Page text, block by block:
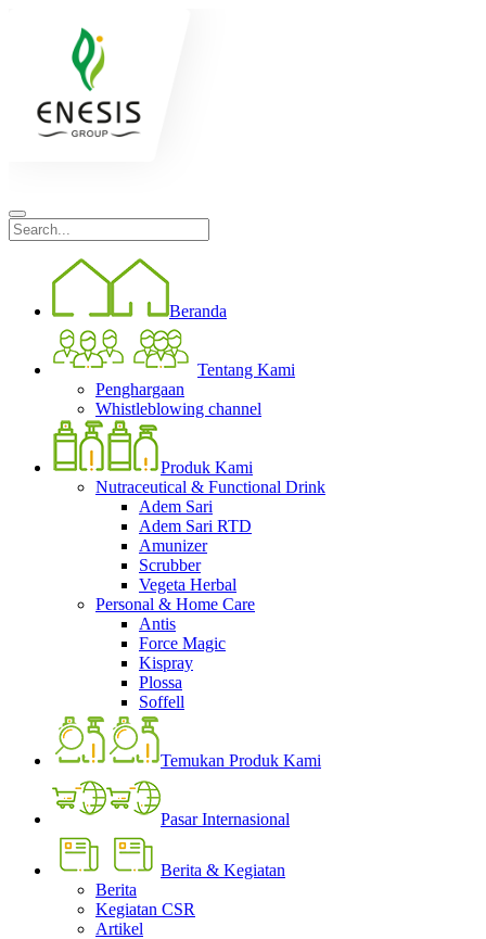
Beranda
Tentang Kami
Penghargaan
Whistleblowing channel
Produk Kami
Nutraceutical & Functional Drink
Adem Sari
Adem Sari RTD
Amunizer
Scrubber
Vegeta Herbal
Personal & Home Care
Antis
Force Magic
Kispray
Plossa
Soffell
Temukan Produk Kami
Pasar Internasional
Berita & Kegiatan
Berita
Kegiatan CSR
Artikel